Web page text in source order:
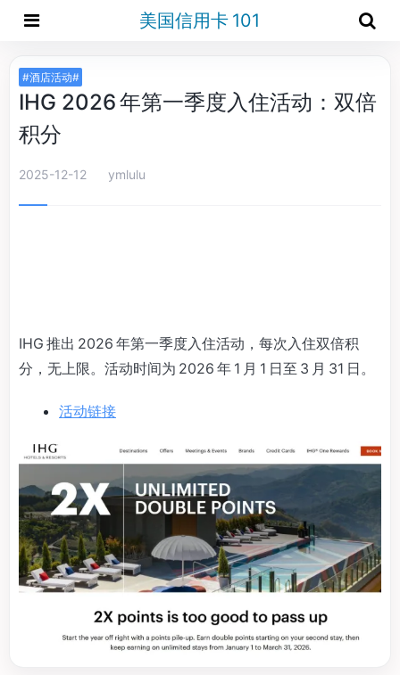
美国信用卡 101
#酒店活动#
IHG 2026 年第一季度入住活动：双倍
积分
2025-12-12 ymlulu
IHG 推出 2026 年第一季度入住活动，每次入住双倍积
分，无上限。活动时间为 2026 年 1 月 1 日至 3 月 31 日。
活动链接